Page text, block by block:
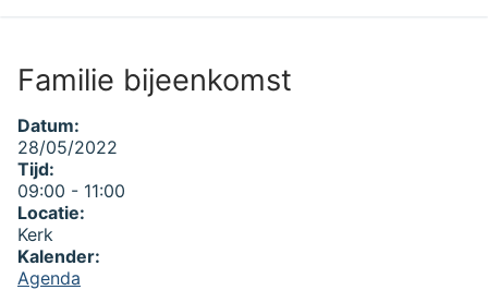
Familie bijeenkomst
Datum:
28/05/2022
Tijd:
09:00 - 11:00
Locatie:
Kerk
Kalender:
Agenda